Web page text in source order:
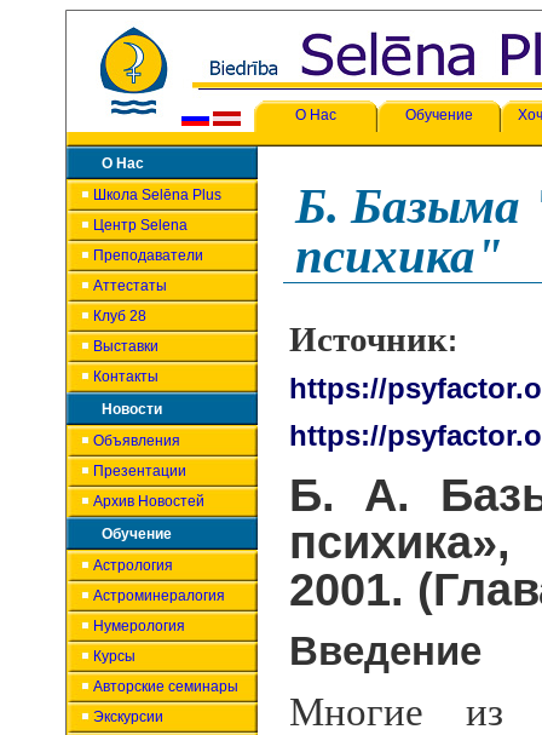
О Нас Обучение
О Нас
Школа Selēna Plus
Центр Selena
Преподаватели
Аттестаты
Клуб 28
Выставки
Контакты
Новости
Объявления
Презентации
Архив Новостей
Обучение
Астрология
Астроминералогия
Нумерология
Курсы
Авторские семинары
Экскурсии
Б. Базыма
психика"
Источник:
https://
https://
Б. А.
2001.
Введение
Многие из